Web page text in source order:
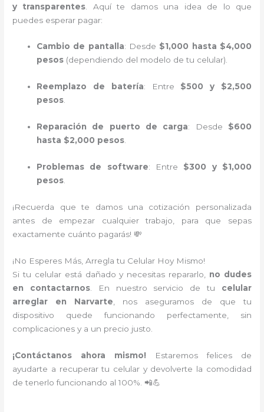
y transparentes . Aquí te damos una idea de lo que
puedes esperar pagar:
Cambio de pantalla: Desde $1,000 hasta $4,000
pesos (dependiendo del modelo de tu celular).
Reemplazo de batería: Entre $500 y $2,500
pesos.
Reparación de puerto de carga: Desde $600
hasta $2,000 pesos
Problemas de software: Entre $300 y $1,000
pesos
¡Recuerda que te damos una cotización personalizada
antes de empezar cualquier trabajo, para que sepas
exactamente cuánto pagarás! 💸
¡No Esperes Más, Arregla tu Celular Hoy Mismo!
Si tu celular está dañado y necesitas repararlo, no dudes
en contactarnos. En nuestro servicio de tu celular
arreglar en Narvarte , nos aseguramos de que tu
dispositivo quede funcionando perfectamente, sin
complicaciones y a un precio justo.
¡Contáctanos ahora mismo! Estaremos felices de
ayudarte a recuperar tu celular y devolverte la comodidad
de tenerlo funcionando al 100%. 📲💪